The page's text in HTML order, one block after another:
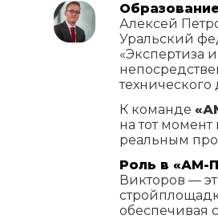
Алексей
Уральский
«Экспертиза
К команде
на тот
реальным
Роль в «АМ-
Викторов —
обеспечивая